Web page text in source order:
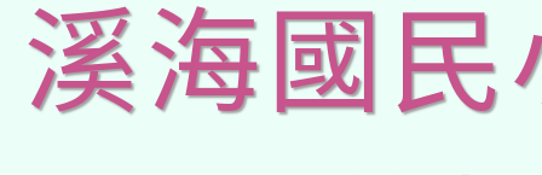
溪海國民